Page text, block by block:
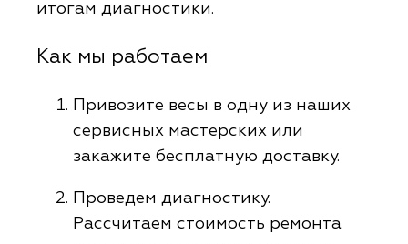
итогам диагностики.
Как мы работаем
Привозите весы в одну из наших
сервисных мастерских или
закажите бесплатную доставку.
Проведем диагностику.
Рассчитаем стоимость ремонта